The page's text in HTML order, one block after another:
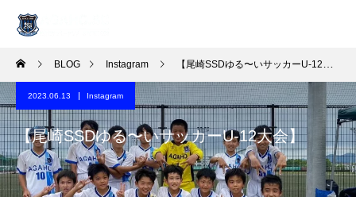
BLOG Instagram 【尾崎SSDゆる〜いサッカーU-12大会】
2023.06.13 Instagram
【尾崎SSDゆる〜いサッカーU-12大会】